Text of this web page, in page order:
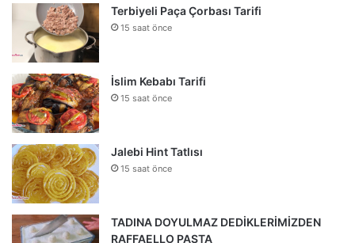
Terbiyeli Paça Çorbası Tarifi
15 saat önce
İslim Kebabı Tarifi
15 saat önce
Jalebi Hint Tatlısı
15 saat önce
TADINA DOYULMAZ DEDİKLERİMİZDEN
RAFFAELLO PASTA